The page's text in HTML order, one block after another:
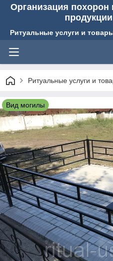
Организация похорон
Ритуальные услуги и
Ритуальные услуги и
Вид могилы